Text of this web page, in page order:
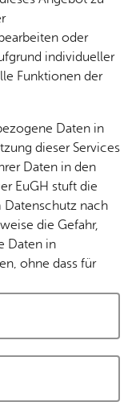
zu externen
und andere
zu
Informationen
oder
individueller
Funktionen der
Daten in
dieser Services
Daten in den
EuGH stuft die
Datenschutz nach
die Gefahr,
Daten in
ohne dass für